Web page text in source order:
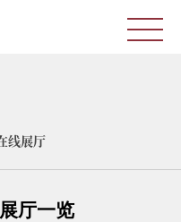
线展厅
厅一览